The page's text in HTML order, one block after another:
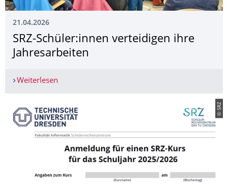
21.04.2026
SRZ-Schüler:innen verteidigen ihre
Jahresarbeiten
Weiterlesen
© SRZ